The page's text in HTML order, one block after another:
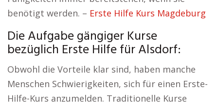
benötigt werden. – Erste Hilfe Kurs Magdeburg
Die Aufgabe gängiger Kurse
bezüglich Erste Hilfe für Alsdorf:
Obwohl die Vorteile klar sind, haben manche
Menschen Schwierigkeiten, sich für einen Erste-
Hilfe-Kurs anzumelden. Traditionelle Kurse